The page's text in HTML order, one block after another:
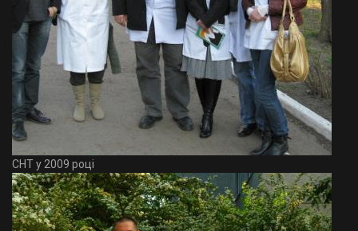
СНТ у 2009 році